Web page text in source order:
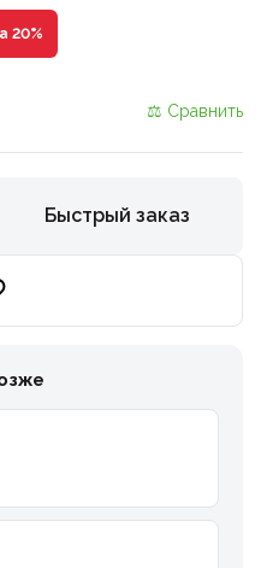
20%
⚖ Сравнить
Быстрый заказ